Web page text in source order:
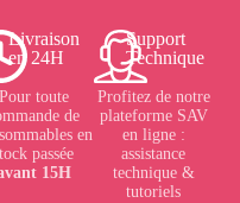
Livraison
en 24H
Pour toute
de
en
passée
15H
Support
Technique
Profitez de notre
plateforme SAV
en ligne :
assistance
technique &
tutoriels